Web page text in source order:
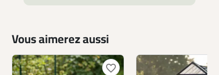
Vous aimerez aussi
favorite_border